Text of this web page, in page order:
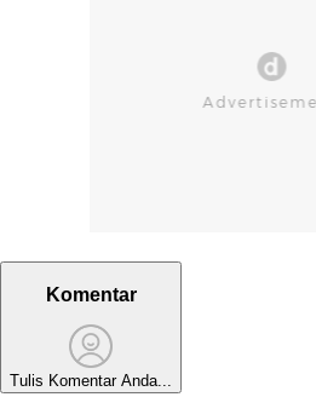
Komentar
Tulis Komentar Anda...